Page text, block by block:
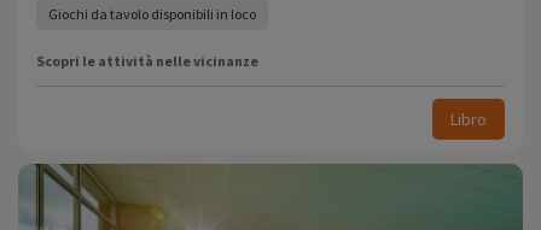
Giochi da tavolo disponibili in loco
Scopri le attività nelle vicinanze
Libro